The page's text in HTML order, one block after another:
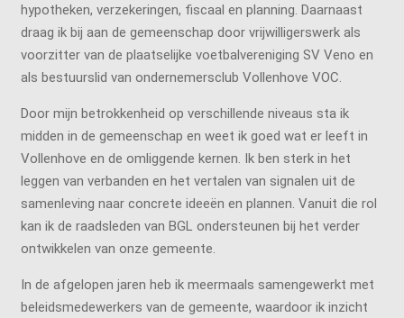
hypotheken, verzekeringen, fiscaal en planning. Daarnaast
draag ik bij aan de gemeenschap door vrijwilligerswerk als
voorzitter van de plaatselijke voetbalvereniging SV Veno en
als bestuurslid van ondernemersclub Vollenhove VOC.
Door mijn betrokkenheid op verschillende niveaus sta ik
midden in de gemeenschap en weet ik goed wat er leeft in
Vollenhove en de omliggende kernen. Ik ben sterk in het
leggen van verbanden en het vertalen van signalen uit de
samenleving naar concrete ideeën en plannen. Vanuit die rol
kan ik de raadsleden van BGL ondersteunen bij het verder
ontwikkelen van onze gemeente.
In de afgelopen jaren heb ik meermaals samengewerkt met
beleidsmedewerkers van de gemeente, waardoor ik inzicht